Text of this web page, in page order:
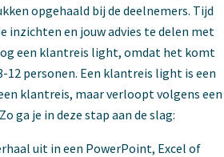
opgehaald bij de deelnemers. Tijd
inzichten en jouw advies te delen met
een klantreis light, omdat het komt
12 personen. Een klantreis light is een
klantreis, maar verloopt volgens een
ga je in deze stap aan de slag:
uit in een PowerPoint, Excel of